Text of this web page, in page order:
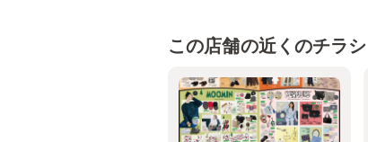
この店舗の近くのチラシ